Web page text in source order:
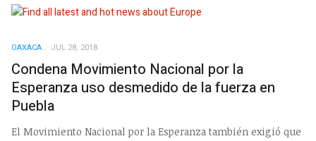
OAXACA JUL 28, 2018
Condena Movimiento Nacional por la
Esperanza uso desmedido de la fuerza en
Puebla
El Movimiento Nacional por la Esperanza también exigió que